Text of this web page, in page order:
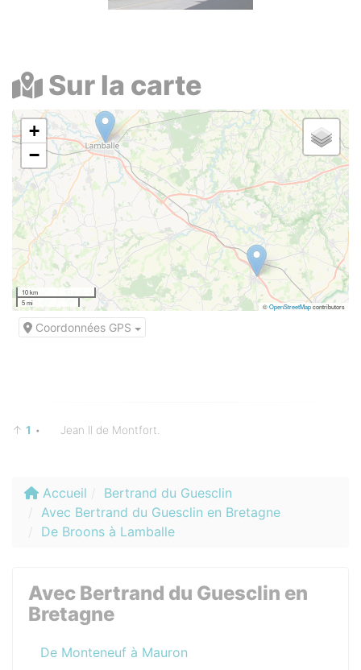
Sur la carte
+
−
10 km
5 mi
©OpenStreetMapcontributors
Coordonnées GPS
↑ 1 • Jean II de Montfort.
Accueil
Bertrand du Guesclin
Avec Bertrand du Guesclin en Bretagne
De Broons à Lamballe
Avec Bertrand du Guesclin en
Bretagne
De Monteneuf à Mauron